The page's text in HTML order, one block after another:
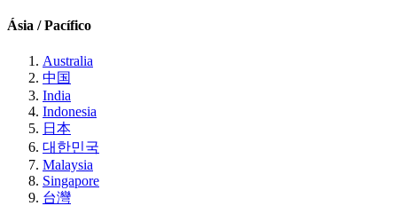
Ásia / Pacífico
Australia
中国
India
Indonesia
日本
대한민국
Malaysia
Singapore
台灣